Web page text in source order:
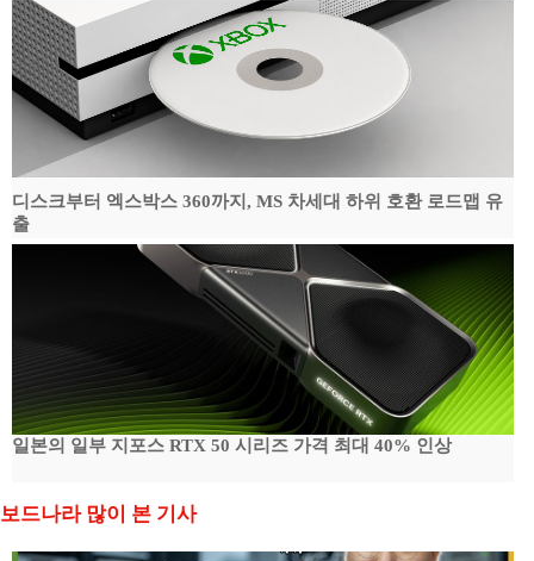
디스크부터 엑스박스 360까지, MS 차세대 하위 호환 로드맵 유
출
일본의 일부 지포스 RTX 50 시리즈 가격 최대 40% 인상
보드나라 많이 본 기사